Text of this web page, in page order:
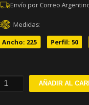
Envío por Correo
Medidas:
Ancho: 225
Perfil: 50
225/50R18
AÑADIR AL